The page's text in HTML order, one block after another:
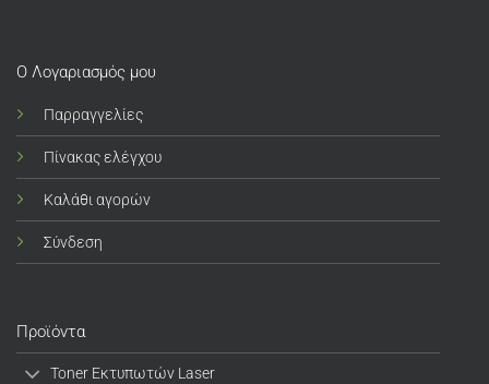
Ο Λογαριασμός μου
Παρραγγελίες
Πίνακας ελέγχου
Καλάθι αγορών
Σύνδεση
Προϊόντα
Toner Εκτυπωτών Laser